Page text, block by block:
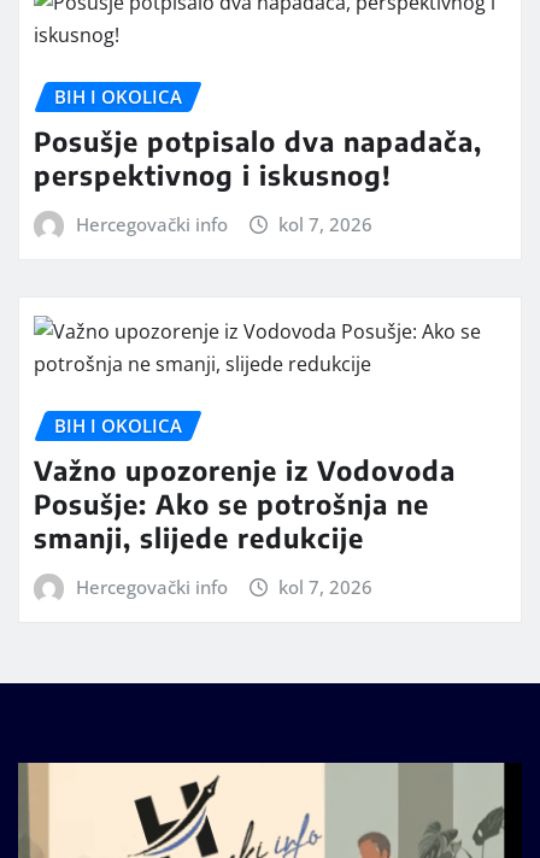
BIH I OKOLICA
Posušje potpisalo dva napadača,
perspektivnog i iskusnog!
Hercegovački info kol 7, 2026
BIH I OKOLICA
Važno upozorenje iz Vodovoda
Posušje: Ako se potrošnja ne
smanji, slijede redukcije
Hercegovački info kol 7, 2026